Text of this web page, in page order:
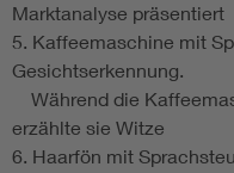
Marktanalyse präsentiert
5. Kaffeemaschine mit
Gesichtserkennung.
Während die
erzählte sie Witze
6. Haarfön mit